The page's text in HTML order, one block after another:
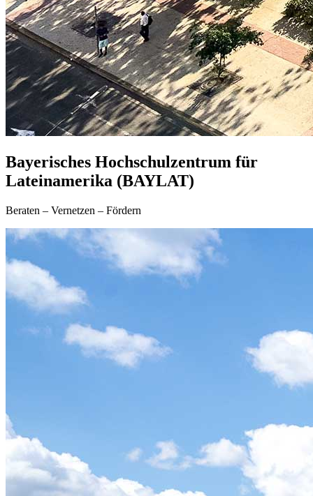
Bayerisches Hochschulzentrum für
Lateinamerika (BAYLAT)
Beraten – Vernetzen – Fördern